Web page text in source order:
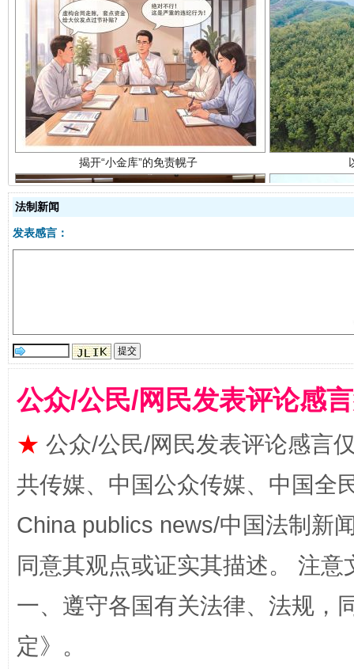
揭开“小金库”的免责幌子
全民健身五年计划来了！等你上场
法制新闻
发表感言：
公众/公民/网民发表评论感
★ 公众/公民/网民发表评论感言
共传媒、中国公众传媒、中国全
China publics news/中国法制新
同意其观点或证实其描述。 注
一、遵守各国有关法律、法规，
定》。